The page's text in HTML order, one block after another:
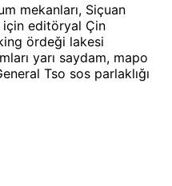
mekanları, Siçuan
için editöryal Çin
ördeği lakesi
yarı saydam, mapo
Tso sos parlaklığı